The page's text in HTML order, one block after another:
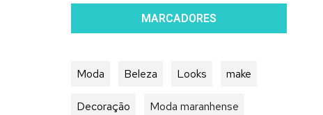
MARCADORES
Moda Beleza Looks make
Decoração Moda maranhense